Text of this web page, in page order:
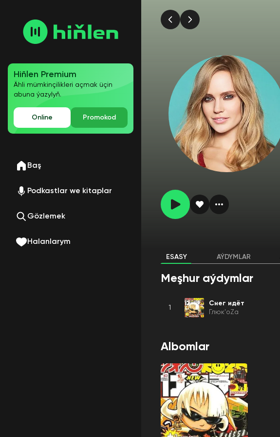
Hiňlen Premium
Ähli mümkinçilikleri açmak üçin
abuna ýazylyň.
Online Promokod
Baş
Podkastlar we kitaplar
Gözlemek
Halanlarym
ESASY AÝDYMLAR
Meşhur aýdymlar
1
Снег идёт
Глюк'oZa
Albomlar